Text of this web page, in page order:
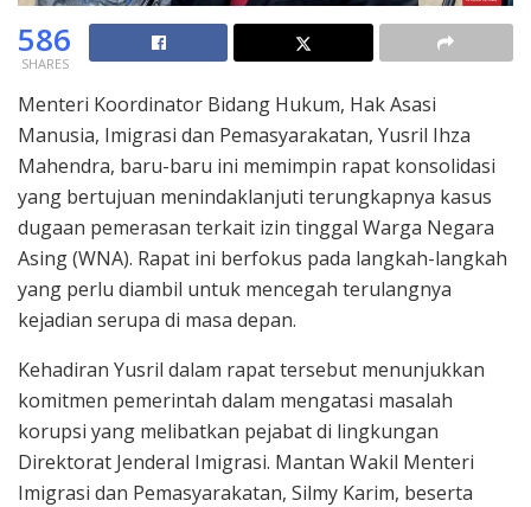
586
SHARES
Menteri Koordinator Bidang Hukum, Hak Asasi
Manusia, Imigrasi dan Pemasyarakatan, Yusril Ihza
Mahendra, baru-baru ini memimpin rapat konsolidasi
yang bertujuan menindaklanjuti terungkapnya kasus
dugaan pemerasan terkait izin tinggal Warga Negara
Asing (WNA). Rapat ini berfokus pada langkah-langkah
yang perlu diambil untuk mencegah terulangnya
kejadian serupa di masa depan.
Kehadiran Yusril dalam rapat tersebut menunjukkan
komitmen pemerintah dalam mengatasi masalah
korupsi yang melibatkan pejabat di lingkungan
Direktorat Jenderal Imigrasi. Mantan Wakil Menteri
Imigrasi dan Pemasyarakatan, Silmy Karim, beserta